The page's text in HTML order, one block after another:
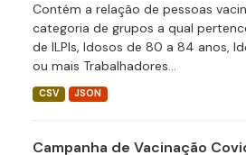
Contém a relação de pessoas
categoria de grupos a qual
de ILPIs, Idosos de 80 a 84 anos,
ou mais Trabalhadores...
CSV JSON
Campanha de Vacinação